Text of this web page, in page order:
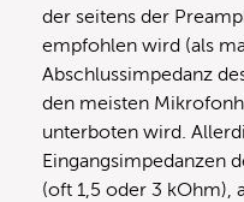
der seitens der
empfohlen wird (als
Abschlussimpedanz
den meisten
unterboten wird.
Eingangsimpedanzen
(oft 1,5 oder 3 kOhm),